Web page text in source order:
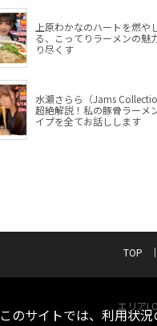
上原わかなのハートを燃や
る、こってりラーメンの魅
り尽くす
水瀬さらら（Jams
超絶解説！私の豚骨ラーメ
イプを全てお話しします
TOP
エリア
このサイトでは、利用状